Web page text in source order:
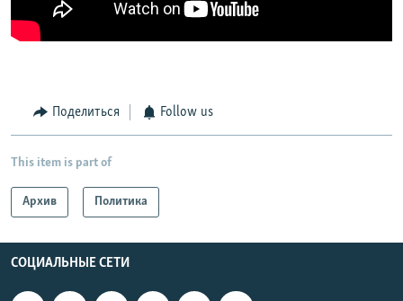
Поделиться Follow us
This item is part of
Архив Политика
СОЦИАЛЬНЫЕ СЕТИ